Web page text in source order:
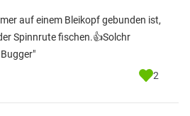
auf einem Bleikopf gebunden ist,
Spinnrute fischen.👍Solchr
2